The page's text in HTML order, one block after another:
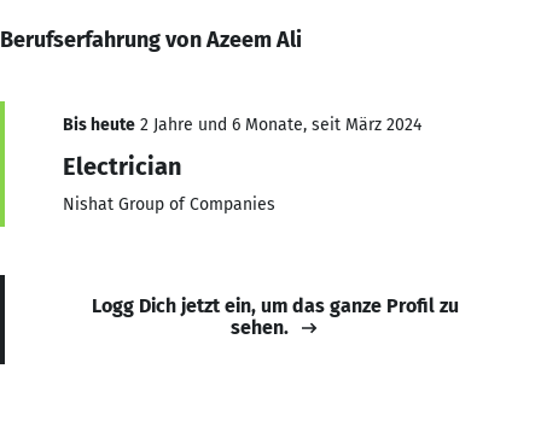
Berufserfahrung von Azeem Ali
Bis heute 2 Jahre und 6 Monate, seit März 2024
Electrician
Nishat Group of Companies
Logg Dich jetzt ein, um das ganze Profil zu
sehen.